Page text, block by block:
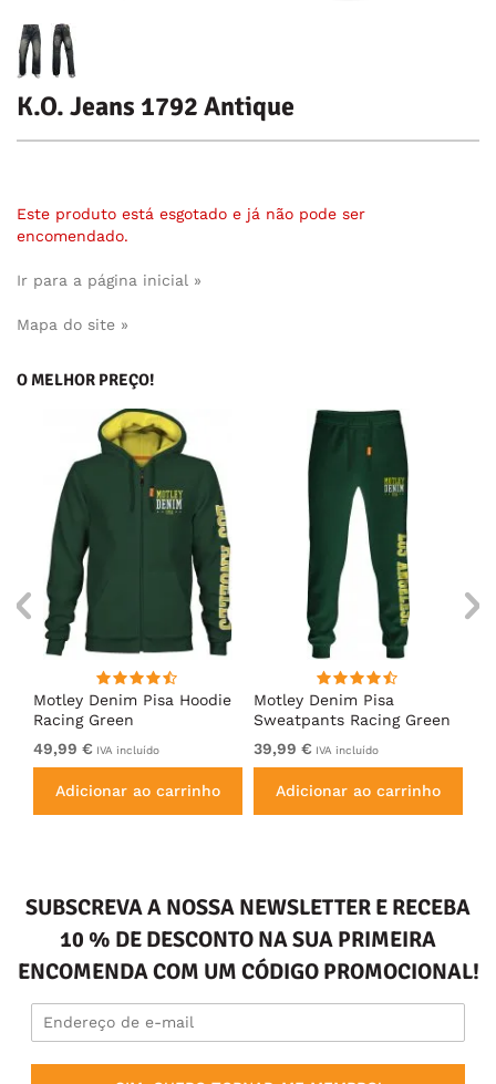
K.O. Jeans 1792 Antique
Este produto está esgotado e já não pode ser
encomendado.
Ir para a página inicial »
Mapa do site »
O MELHOR PREÇO!
Motley Denim Pisa Hoodie
Racing Green
49,99 € IVA incluído
Adicionar ao carrinho
Motley Denim Pisa
Sweatpants Racing Green
39,99 € IVA incluído
Adicionar ao carrinho
SUBSCREVA A NOSSA NEWSLETTER E RECEBA
10 % DE DESCONTO NA SUA PRIMEIRA
ENCOMENDA COM UM CÓDIGO PROMOCIONAL!